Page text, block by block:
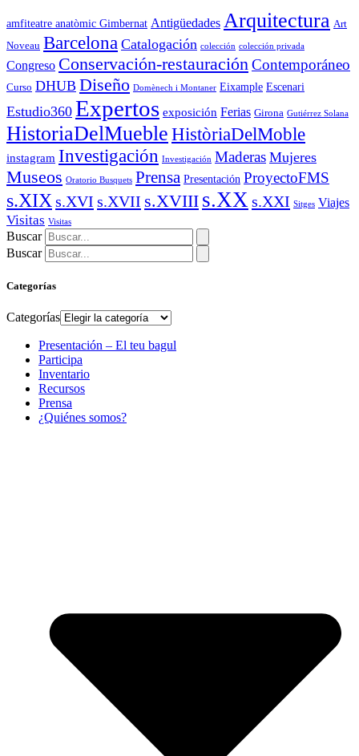
amfiteatre anatòmic Gimbernat Antigüedades Arquitectura Art
Noveau Barcelona Catalogación colección colección privada
Congreso Conservación-restauración Contemporáneo
Curso DHUB Diseño Domènech i Montaner Eixample Escenari
Estudio360 Expertos exposición Ferias Girona Gutiérrez Solana
HistoriaDelMuebleHistòriaDelMoble
instagram Investigación Investigación Maderas Mujeres
Museos Oratorio Busquets Prensa Presentación ProyectoFMS
s.XIX s.XVI s.XVII s.XVIII s.XX s.XXI Sitges Viajes
Visitas Visitas
Buscar
Buscar
Categorías
Categorías
Presentación – El teu bagul
Participa
Inventario
Recursos
Prensa
¿Quiénes somos?